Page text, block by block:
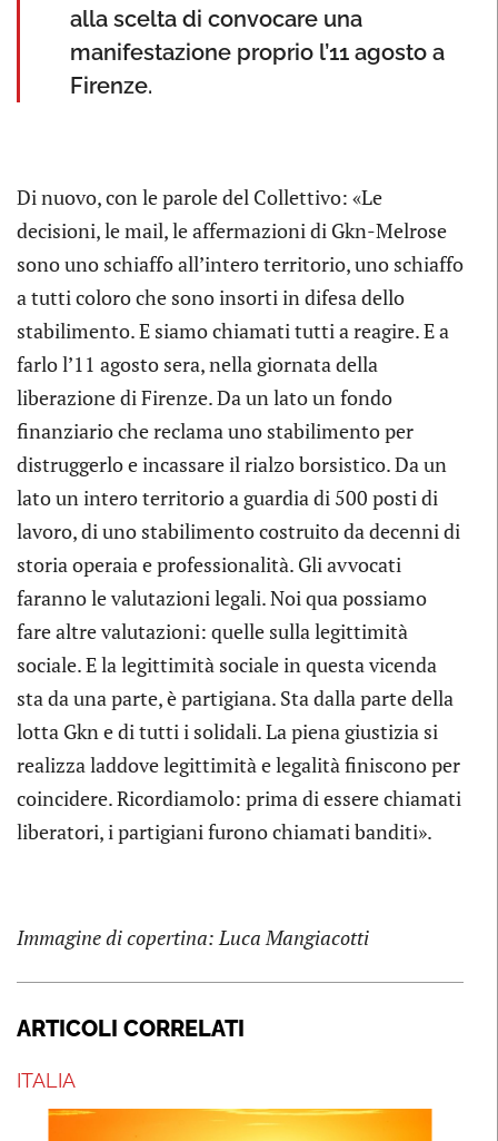
alla scelta di convocare una
manifestazione proprio l’11 agosto a
Firenze.
Di nuovo, con le parole del Collettivo: «Le
decisioni, le mail, le affermazioni di Gkn-Melrose
sono uno schiaffo all’intero territorio, uno schiaffo
a tutti coloro che sono insorti in difesa dello
stabilimento. E siamo chiamati tutti a reagire. E a
farlo l’11 agosto sera, nella giornata della
liberazione di Firenze. Da un lato un fondo
finanziario che reclama uno stabilimento per
distruggerlo e incassare il rialzo borsistico. Da un
lato un intero territorio a guardia di 500 posti di
lavoro, di uno stabilimento costruito da decenni di
storia operaia e professionalità. Gli avvocati
faranno le valutazioni legali. Noi qua possiamo
fare altre valutazioni: quelle sulla legittimità
sociale. E la legittimità sociale in questa vicenda
sta da una parte, è partigiana. Sta dalla parte della
lotta Gkn e di tutti i solidali. La piena giustizia si
realizza laddove legittimità e legalità finiscono per
coincidere. Ricordiamolo: prima di essere chiamati
liberatori, i partigiani furono chiamati banditi».
Immagine di copertina: Luca Mangiacotti
ARTICOLI CORRELATI
ITALIA